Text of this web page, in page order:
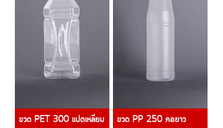
ขวด PET 300 แปดเหลี่ยม ขวด PP 250 คอยาว